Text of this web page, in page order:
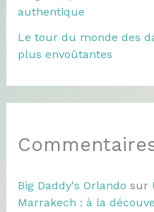
authentique
Le tour du monde des
plus envoûtantes
Big Daddy's Orlando sur
Marrakech : à la